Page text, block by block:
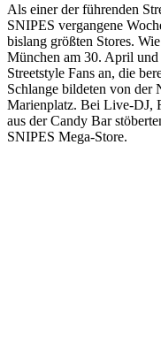
Als einer der führenden
SNIPES vergangene
bislang größten Stores.
München am 30. April
Streetstyle Fans an, die
Schlange bildeten von der
Marienplatz. Bei Live-DJ,
aus der Candy Bar
SNIPES Mega-Store.